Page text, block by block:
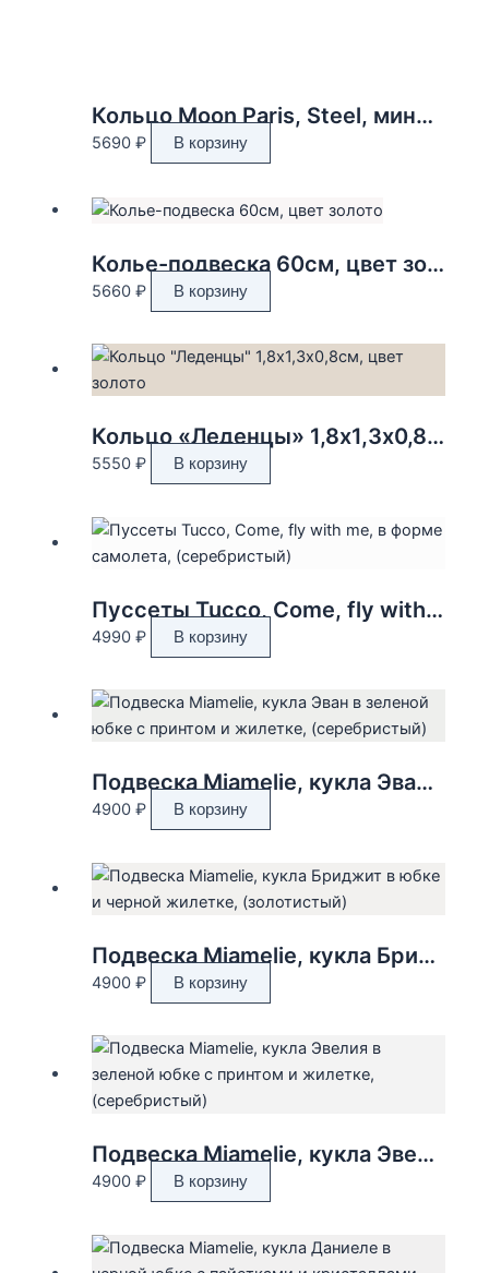
Кольцо Moon Paris, Steel, минимализм, (серебристый, 17,5)
5690 ₽ В корзину
Колье-подвеска 60см, цвет золото
5660 ₽ В корзину
Кольцо «Леденцы» 1,8х1,3х0,8см, цвет золото
5550 ₽ В корзину
Пуссеты Tucco, Come, fly with me, в форме самолета, (серебристый)
4990 ₽ В корзину
Подвеска Miamelie, кукла Эван в зеленой юбке с принтом и жилетке, (серебристый)
4900 ₽ В корзину
Подвеска Miamelie, кукла Бриджит в юбке и черной жилетке, (золотистый)
4900 ₽ В корзину
Подвеска Miamelie, кукла Эвелия в зеленой юбке с принтом и жилетке, (серебристый)
4900 ₽ В корзину